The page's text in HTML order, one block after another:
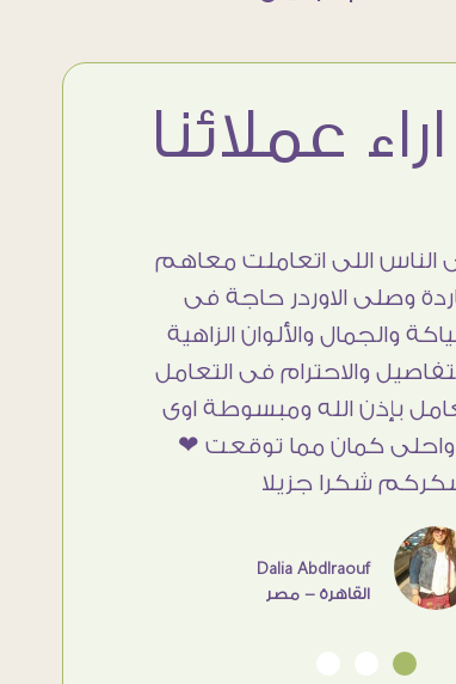
الناس اللى اتعاملت معاهم
وصلى الاوردر حاجة فى
والجمال والألوان الزاهية
والاحترام فى التعامل
بإذن الله ومبسوطة اوى
واحلى كمان مما توقعت ❤
شكرا جزيلا
Dalia Abdlraouf
القاهرة - مصر